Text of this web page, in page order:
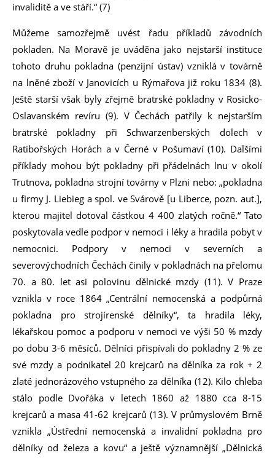
invaliditě a ve stáří.“ (7)
Můžeme samozřejmě uvést řadu příkladů závodních
pokladen. Na Moravě je uváděna jako nejstarší instituce
tohoto druhu pokladna (penzijní ústav) vzniklá v továrně
na lněné zboží v Janovicích u Rýmařova již roku 1834 (8).
Ještě starší však byly zřejmě bratrské pokladny v Rosicko-
Oslavanském revíru (9). V Čechách patřily k nejstarším
bratrské pokladny při Schwarzenberských dolech v
Ratibořských Horách a v Černé v Pošumaví (10). Dalšími
příklady mohou být pokladny při přádelnách lnu v okolí
Trutnova, pokladna strojní továrny v Plzni nebo: „pokladna
u firmy J. Liebieg a spol. ve Svárově [u Liberce, pozn. aut.],
kterou majitel dotoval částkou 4 400 zlatých ročně.“ Tato
poskytovala vedle podpor v nemoci i léky a hradila pobyt v
nemocnici. Podpory v nemoci v severních a
severovýchodních Čechách činily v pokladnách na přelomu
70. a 80. let asi polovinu dělnické mzdy (11). V Praze
vznikla v roce 1864 „Centrální nemocenská a podpůrná
pokladna pro strojírenské dělníky“, ta hradila léky,
lékařskou pomoc a podporu v nemoci ve výši 50 % mzdy
po dobu 3-6 měsíců. Dělníci přispívali do pokladny 2 % ze
své mzdy a podnikatel 20 krejcarů na dělníka za rok + 2
zlaté jednorázového vstupného za dělníka (12). Kilo chleba
stálo podle Dvořáka v letech 1860 až 1880 cca 8-15
krejcarů a masa 41-62 krejcarů (13). V průmyslovém Brně
vznikla „Ústřední nemocenská a invalidní pokladna pro
dělníky od železa a kovu“ a ještě významnější „Dělnická